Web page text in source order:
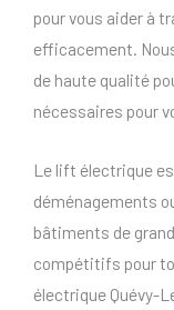
pour vous aider à
efficacement.
de haute qualité
nécessaires pour
Le lift électrique
déménagements
bâtiments de
compétitifs pour
électrique Quévy-